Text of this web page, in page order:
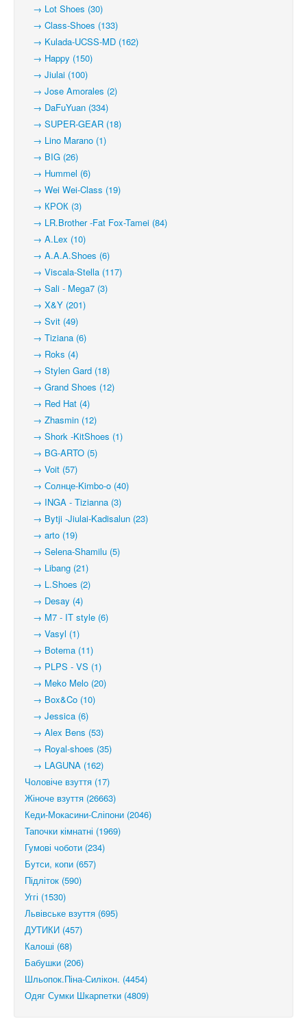
→ Lot Shoes (30)
→ Class-Shoes (133)
→ Kulada-UCSS-MD (162)
→ Happy (150)
→ Jiulai (100)
→ Jose Amorales (2)
→ DaFuYuan (334)
→ SUPER-GEAR (18)
→ Lino Marano (1)
→ BIG (26)
→ Hummel (6)
→ Wei Wei-Class (19)
→ КРОК (3)
→ LR.Brother -Fat Fox-Tamei (84)
→ A.Lex (10)
→ A.A.A.Shoes (6)
→ Viscala-Stella (117)
→ Sali - Mega7 (3)
→ X&Y (201)
→ Svit (49)
→ Tiziana (6)
→ Roks (4)
→ Stylen Gard (18)
→ Grand Shoes (12)
→ Red Hat (4)
→ Zhasmin (12)
→ Shork -KitShoes (1)
→ BG-ARTO (5)
→ Voit (57)
→ Солнце-Kimbo-o (40)
→ INGA - Tizianna (3)
→ Bytji -Jiulai-Kadisalun (23)
→ arto (19)
→ Selena-Shamilu (5)
→ Libang (21)
→ L.Shoes (2)
→ Desay (4)
→ M7 - IT style (6)
→ Vasyl (1)
→ Botema (11)
→ PLPS - VS (1)
→ Meko Melo (20)
→ Box&Co (10)
→ Jessica (6)
→ Alex Bens (53)
→ Royal-shoes (35)
→ LAGUNA (162)
Чоловіче взуття (17)
Жіноче взуття (26663)
Кеди-Мокасини-Сліпони (2046)
Тапочки кімнатні (1969)
Гумові чоботи (234)
Бутси, копи (657)
Підліток (590)
Уггі (1530)
Львівське взуття (695)
ДУТИКИ (457)
Калоші (68)
Бабушки (206)
Шльопок.Піна-Силікон. (4454)
Одяг Сумки Шкарпетки (4809)